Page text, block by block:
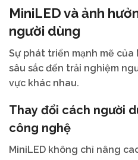
MiniLED và ảnh
người dùng
Sự phát triển mạnh mẽ của
sâu sắc đến trải nghiệm
vực khác nhau.
Thay đổi cách người
công nghệ
MiniLED không chỉ nâng